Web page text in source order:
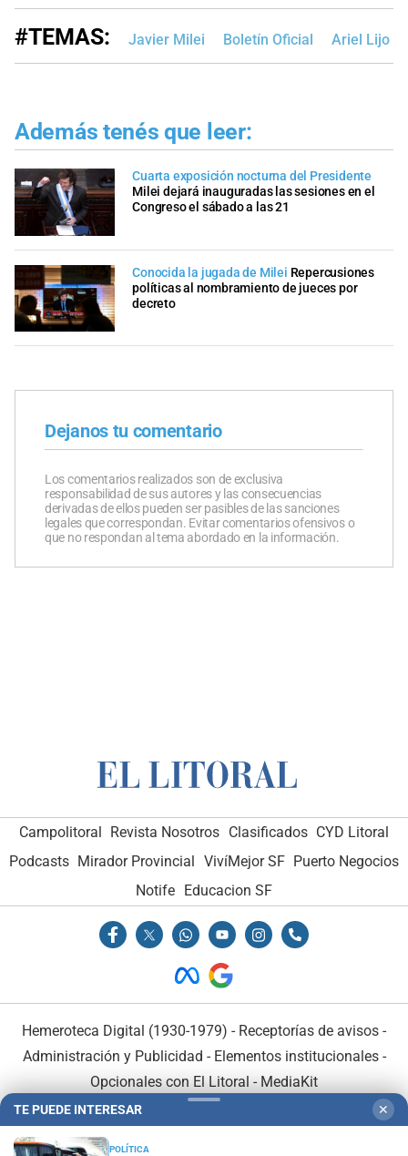
#TEMAS: Javier Milei Boletín Oficial Ariel Lijo
Además tenés que leer:
Cuarta exposición nocturna del Presidente
Milei dejará inauguradas las sesiones en el
Congreso el sábado a las 21
Conocida la jugada de Milei Repercusiones
políticas al nombramiento de jueces por
decreto
Dejanos tu comentario
Los comentarios realizados son de exclusiva
responsabilidad de sus autores y las consecuencias
derivadas de ellos pueden ser pasibles de las sanciones
legales que correspondan. Evitar comentarios ofensivos o
que no respondan al tema abordado en la información.
Campolitoral Revista Nosotros Clasificados CYD Litoral
Podcasts Mirador Provincial VivíMejor SF Puerto Negocios
Notife Educacion SF
Hemeroteca Digital (1930-1979) - Receptorías de avisos -
Administración y Publicidad - Elementos institucionales-
Opcionales con El Litoral - MediaKit
TE PUEDE INTERESAR ✕
POLÍTICA